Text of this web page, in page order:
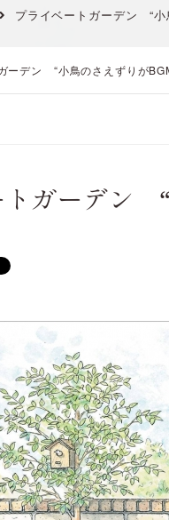
プライベートガーデン “小
ーデン “小鳥のさえずりが
トガーデン